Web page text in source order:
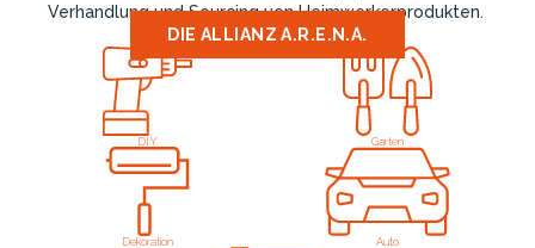
Verhandlung und Sourcing von Heimwerkerprodukten.
DIE ALLIANZ A.R.E.N.A.
DIY Garten
Dekoration Auto